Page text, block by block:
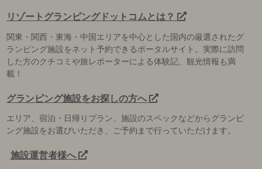
リゾートグランピングドットコムとは？
関東・関西・東海・中国エリアを中心とした国内の厳選されたグ
ランピング施設をネット予約できるポータルサイト。実際に訪問
した方のクチコミや旅レポーターによる体験記、観光情報も満
載！
グランピング施設をお探しの方へ
エリア、宿泊・日帰りプラン、施設のスペックなどからグランピ
ング施設をお選びいただき、ご予約まで行っていただけます。
施設運営者様へ